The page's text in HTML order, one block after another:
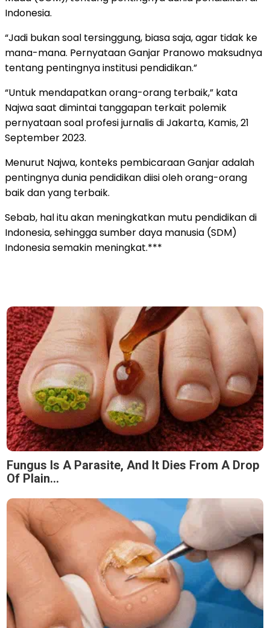
Indonesia.
“Jadi bukan soal tersinggung, biasa saja, agar tidak ke
mana-mana. Pernyataan Ganjar Pranowo maksudnya
tentang pentingnya institusi pendidikan.”
“Untuk mendapatkan orang-orang terbaik,” kata
Najwa saat dimintai tanggapan terkait polemik
pernyataan soal profesi jurnalis di Jakarta, Kamis, 21
September 2023.
Menurut Najwa, konteks pembicaraan Ganjar adalah
pentingnya dunia pendidikan diisi oleh orang-orang
baik dan yang terbaik.
Sebab, hal itu akan meningkatkan mutu pendidikan di
Indonesia, sehingga sumber daya manusia (SDM)
Indonesia semakin meningkat.***
Fungus Is A Parasite, And It Dies From A Drop
Of Plain...